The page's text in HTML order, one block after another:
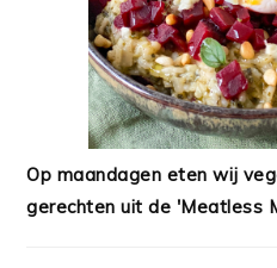
Op maandagen eten wij
gerechten uit de 'Meatless